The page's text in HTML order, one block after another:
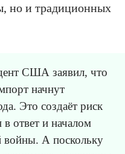
но и традиционных
США заявил, что
начнут
Это создаёт риск
ответ и началом
войны. А поскольку